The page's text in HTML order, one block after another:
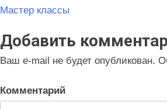
Навигация
по
записям
Мастер классы
Добавить
Ваш e-mail не будет опубликован.
Комментарий